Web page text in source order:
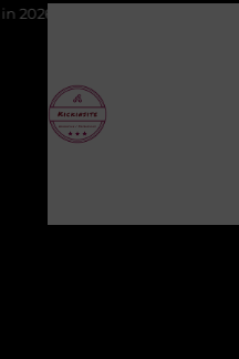
Oude Dorp tot de Gouden